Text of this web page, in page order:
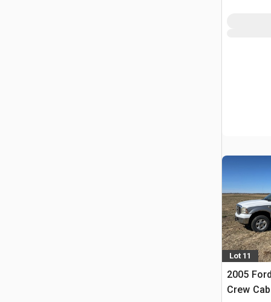
Lot 11
2005
Crew